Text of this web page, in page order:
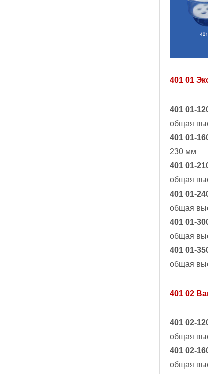
401 01
401 01-
общая
401 01-
230 мм
401 01-
общая
401 01-
общая
401 01-
общая
401 01-
общая
401 02
401 02-
общая
401 02-
общая